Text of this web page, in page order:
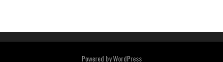
Powered byWordPress